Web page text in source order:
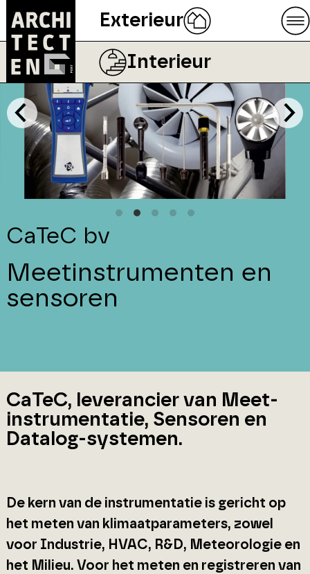
Exterieur
Interieur
CaTeC bv
Meetinstrumenten en
sensoren
CaTeC, leverancier van Meet-
instrumentatie, Sensoren en
Datalog-systemen.
De kern van de instrumentatie is gericht op
het meten van klimaatparameters, zowel
voor Industrie, HVAC, R&D, Meteorologie en
het Milieu. Voor het meten en registreren van